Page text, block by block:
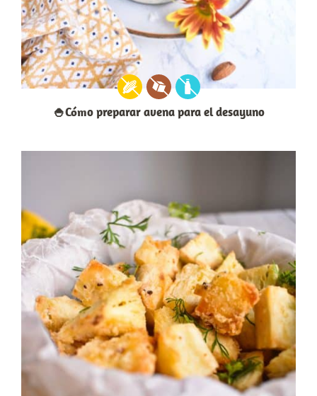
🍚Cómo preparar avena para el desayuno